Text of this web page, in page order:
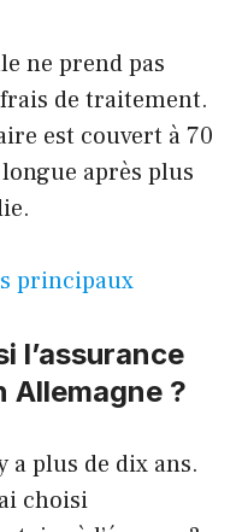
ne prend pas
de traitement.
est couvert à 70
après plus
principaux
l’assurance
Allemagne ?
a plus de dix ans.
choisi